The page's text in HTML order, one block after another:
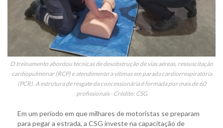
O treinamento abordou técnicas de desobstrução de vias aéreas, ressuscitação
cardiopulmonar (RCP) e atendimento a vítimas em parada cardiorrespiratória
(PCR). A estrutura de resgate da concessionária é formada por mais de 60
profissionais - Crédito: CSG
Em um período em que milhares de motoristas se preparam
para pegar a estrada, a CSG investe na capacitação de